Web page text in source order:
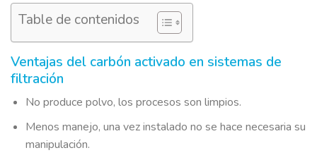
Table de contenidos
Ventajas del carbón activado en sistemas de
filtración
No produce polvo, los procesos son limpios.
Menos manejo, una vez instalado no se hace necesaria su
manipulación.